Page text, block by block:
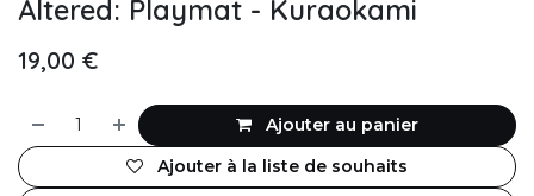
Altered: Playmat - Kuraokami
19,00 €
Ajouter au panier
Ajouter à la liste de souhaits